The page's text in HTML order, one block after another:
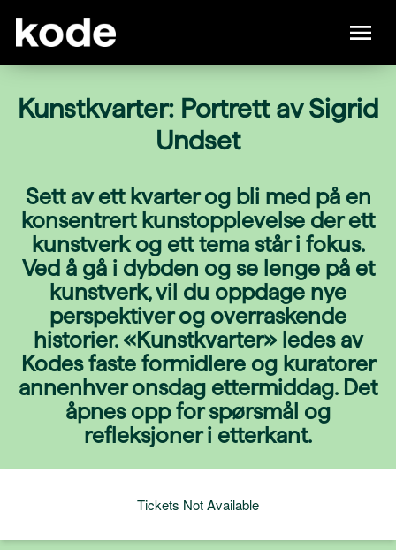
Kunstkvarter: Portrett av Sigrid
Undset
Sett av ett kvarter og bli med på en
konsentrert kunstopplevelse der ett
kunstverk og ett tema står i fokus.
Ved å gå i dybden og se lenge på et
kunstverk, vil du oppdage nye
perspektiver og overraskende
historier. «Kunstkvarter» ledes av
Kodes faste formidlere og kuratorer
annenhver onsdag ettermiddag. Det
åpnes opp for spørsmål og
refleksjoner i etterkant.
Tickets Not Available